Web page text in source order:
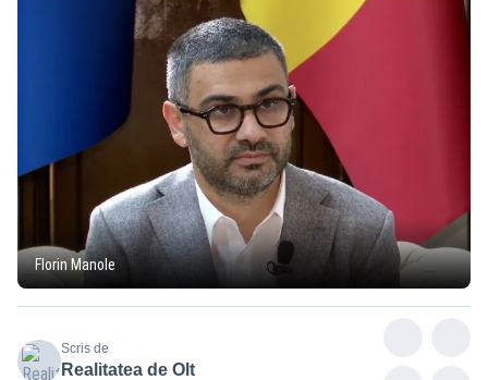
Florin Manole
Scris de
Realitatea de Olt